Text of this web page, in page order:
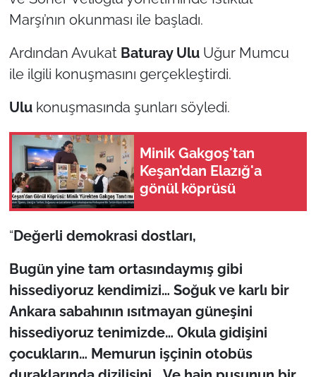
Marşı’nın okunması ile başladı.
Ardından Avukat Baturay UluUğur Mumcu
ile ilgili konuşmasını gerçekleştirdi.
Ulukonuşmasında şunları söyledi.
Minik Gakgoş'tan
Keşan’dan Elazığ'a
gönül köprüsü
“Değerli demokrasi dostları,
Bugün yine tam ortasındaymış gibi
hissediyoruz kendimizi… Soğuk ve karlı bir
Ankara sabahının ısıtmayan güneşini
hissediyoruz tenimizde… Okula gidişini
çocukların… Memurun işçinin otobüs